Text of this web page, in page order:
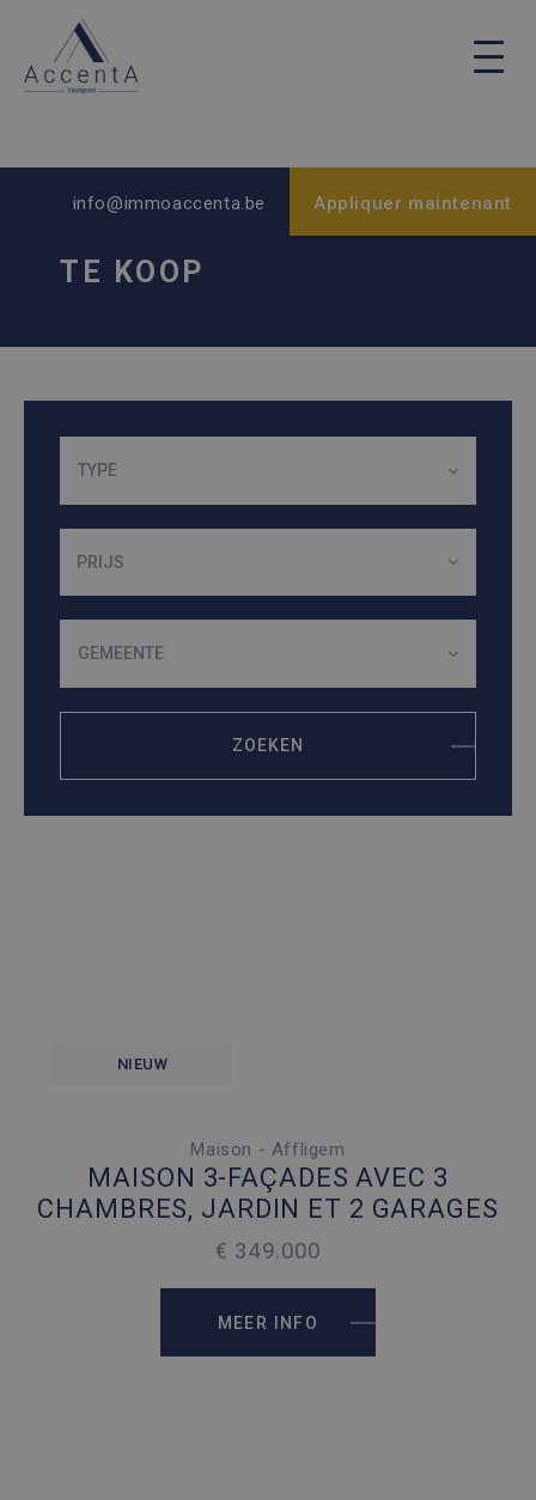
info@immoaccenta.be Appliquer maintenant
TE KOOP
TYPE
PRIJS
GEMEENTE
ZOEKEN
NIEUW
3 SLAAPKAMERS
4 PARKEERPLAATSEN
159 M2
264 M2
Maison - Affligem
MAISON 3-FAÇADES AVEC 3
CHAMBRES, JARDIN ET 2 GARAGES
€ 349.000
MEER INFO